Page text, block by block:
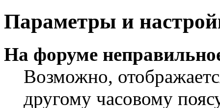
Параметры и
На форуме
Возможно,
другому часовому